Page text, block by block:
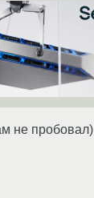
не пробовал)